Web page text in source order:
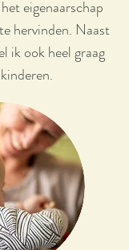
eigenaarschap
hervinden. Naast
ik ook heel graag